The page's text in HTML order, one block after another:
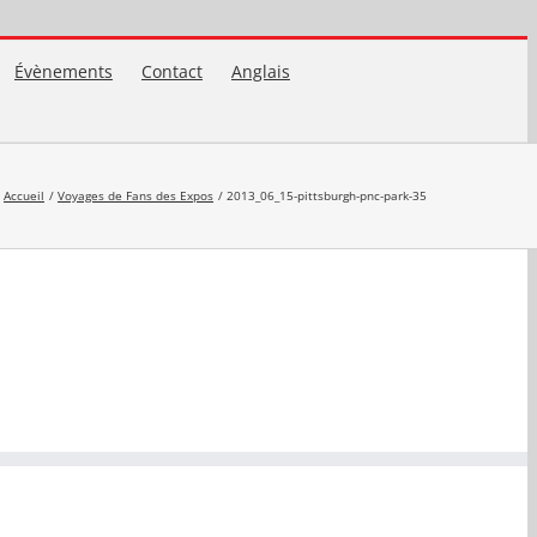
Évènements Contact Anglais
Accueil Voyages de Fans des Expos 2013_06_15-pittsburgh-pnc-park-35